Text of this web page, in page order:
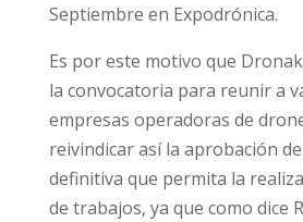
Septiembre en Expodrónica.
Es por este motivo que
la convocatoria para reunir a
empresas operadoras de
reivindicar así la aprobación
definitiva que permita la
de trabajos, ya que como dice